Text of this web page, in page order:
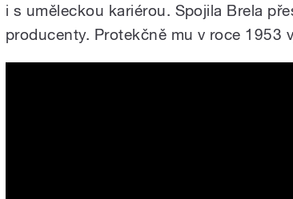
i s uměleckou kariérou. Spojila Brela
producenty. Protekčně mu v roce 1953